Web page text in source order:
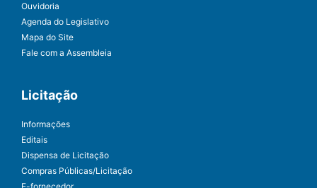
Ouvidoria
Agenda do Legislativo
Mapa do Site
Fale com a Assembleia
Licitação
Informações
Editais
Dispensa de Licitação
Compras Públicas/Licitação